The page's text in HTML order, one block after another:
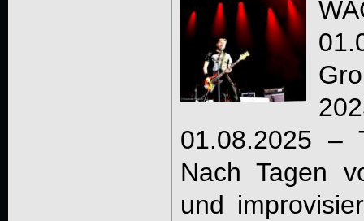
01.08.2025 –
Nach Tagen
und